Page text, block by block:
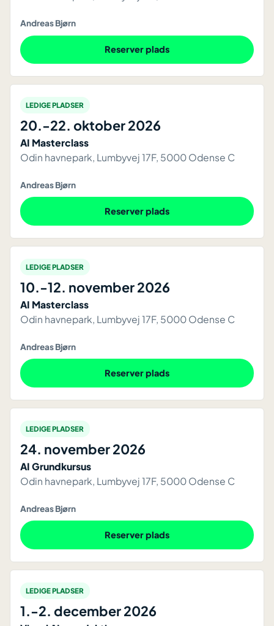
Andreas Bjørn
Reserver plads
LEDIGE PLADSER
20.-22. oktober 2026
AI Masterclass
Odin havnepark, Lumbyvej 17F, 5000 Odense C
Andreas Bjørn
Reserver plads
LEDIGE PLADSER
10.-12. november 2026
AI Masterclass
Odin havnepark, Lumbyvej 17F, 5000 Odense C
Andreas Bjørn
Reserver plads
LEDIGE PLADSER
24. november 2026
AI Grundkursus
Odin havnepark, Lumbyvej 17F, 5000 Odense C
Andreas Bjørn
Reserver plads
LEDIGE PLADSER
1.-2. december 2026